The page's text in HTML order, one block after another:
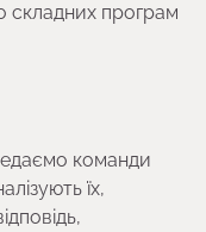
складних програм
команди
їх,